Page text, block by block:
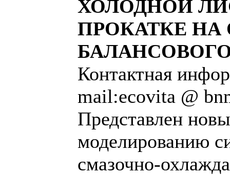
ХОЛОДНОЙ
ПРОКАТКЕ НА
Контактная
mail:ecovita @
Представлен
моделированию
смазочно-